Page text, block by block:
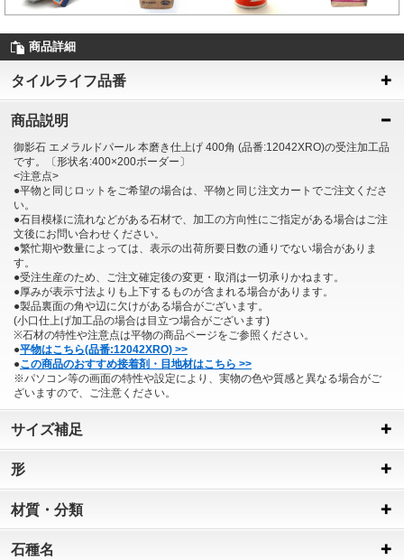
商品詳細
タイルライフ品番
商品説明
御影石 エメラルドパール 本磨き仕上げ 400角 (品番:12042XRO)の受注加工品
です。〔形状名:400×200ボーダー〕
<注意点>
●平物と同じロットをご希望の場合は、平物と同じ注文カートでご注文くださ
い。
●石目模様に流れなどがある石材で、加工の方向性にご指定がある場合はご注
文後にお問い合わせください。
●繁忙期や数量によっては、表示の出荷所要日数の通りでない場合がありま
す。
●受注生産のため、ご注文確定後の変更・取消は一切承りかねます。
●厚みが表示寸法よりも上下するものが含まれる場合があります。
●製品裏面の角や辺に欠けがある場合がございます。
(小口仕上げ加工品の場合は目立つ場合がございます)
※石材の特性や注意点は平物の商品ページをご参照ください。
●平物はこちら(品番:12042XRO) >>
●この商品のおすすめ接着剤・目地材はこちら >>
※パソコン等の画面の特性や設定により、実物の色や質感と異なる場合がご
ざいますので、ご注意ください。
サイズ補足
形
材質・分類
石種名